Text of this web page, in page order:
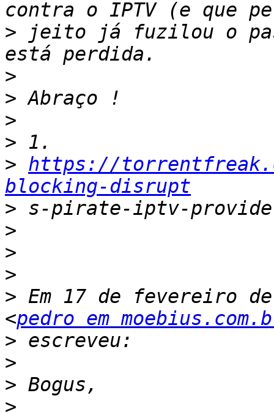
> jeito já fuzilou o
>
>
>
>
> https://
blocking-disrupt
>
>
>
>
> Em 17 de fevereiro
<pedro em
>
>
>
>